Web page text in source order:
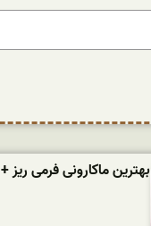
بهترین ماکارونی فرمی